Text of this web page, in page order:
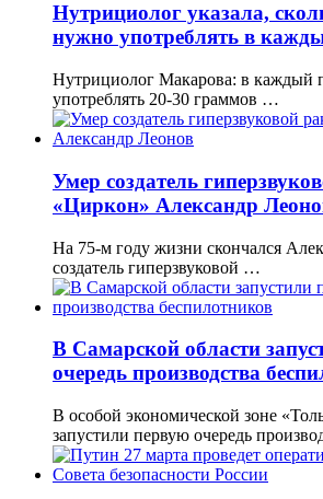
Нутрициолог указала,
нужно употреблять в
Нутрициолог Макарова: в
употреблять 20-30 граммов …
Умер создатель
«Циркон» Александр
На 75-м году жизни скончался
создатель гиперзвуковой …
В Самарской области
очередь производства
В особой экономической зоне
запустили первую очередь